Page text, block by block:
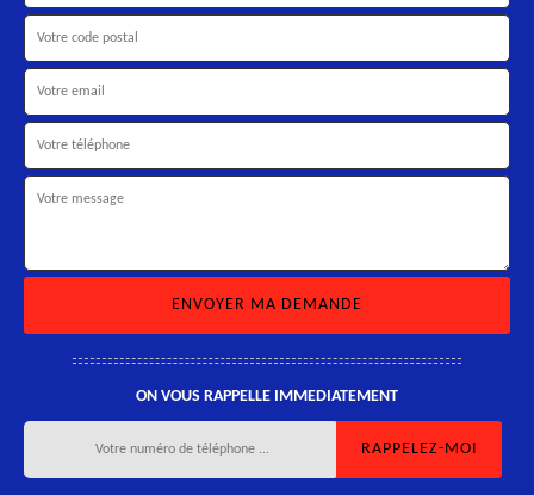
ON VOUS RAPPELLE IMMEDIATEMENT